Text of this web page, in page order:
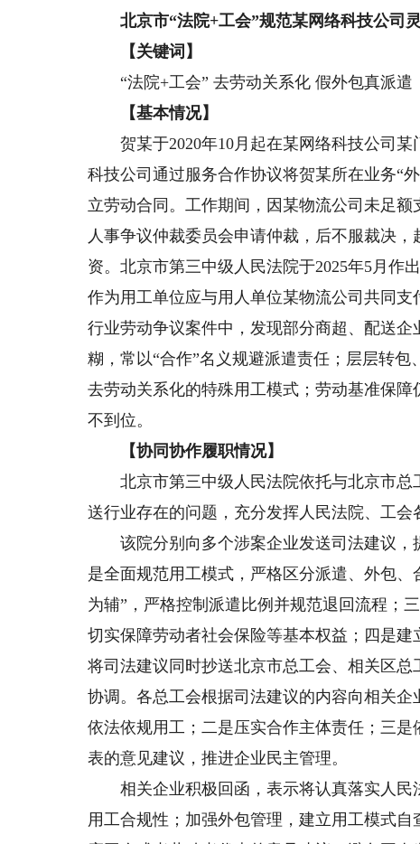
北京市“法院+工会”规范某网络科技公司
【关键词】
“法院+工会” 去劳动关系化 假外包真派遣
【基本情况】
贺某于2020年10月起在某网络科技公司某
科技公司通过服务合作协议将贺某所在业务“
立劳动合同。工作期间，因某物流公司未足
人事争议仲裁委员会申请仲裁，后不服裁决
资。北京市第三中级人民法院于2025年5月作
作为用工单位应与用人单位某物流公司共同
行业劳动争议案件中，发现部分商超、配送
糊，常以“合作”名义规避派遣责任；层层转
去劳动关系化的特殊用工模式；劳动基准保
不到位。
【协同协作履职情况】
北京市第三中级人民法院依托与北京市总
送行业存在的问题，充分发挥人民法院、工会
该院分别向多个涉案企业发送司法建议，
是全面规范用工模式，严格区分派遣、外包
为辅”，严格控制派遣比例并规范退回流程；
切实保障劳动者社会保险等基本权益；四是
将司法建议同时抄送北京市总工会、相关区总
协调。各总工会根据司法建议的内容向相关
依法依规用工；二是压实合作主体责任；三
表的意见建议，推进企业民主管理。
相关企业积极回函，表示将认真落实人民
用工合规性；加强外包管理，建立用工模式